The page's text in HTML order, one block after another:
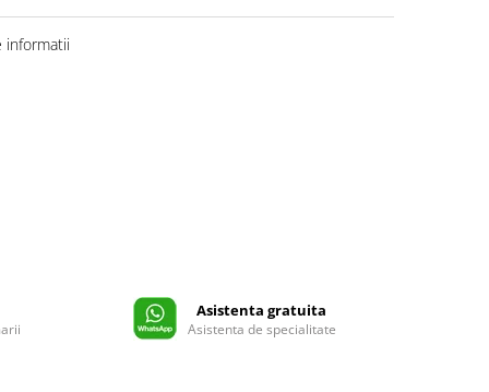
informatii
Asistenta gratuita
Asistenta de specialitate